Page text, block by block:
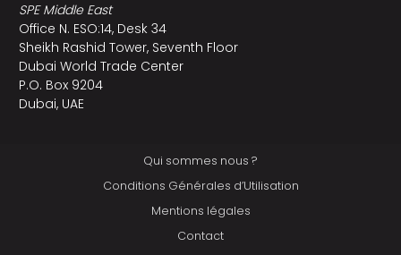
SPE Middle East
Office N. ESO:14, Desk 34
Sheikh Rashid Tower, Seventh Floor
Dubai World Trade Center
P.O. Box 9204
Dubai, UAE
Qui sommes nous ?
Conditions Générales d’Utilisation
Mentions légales
Contact